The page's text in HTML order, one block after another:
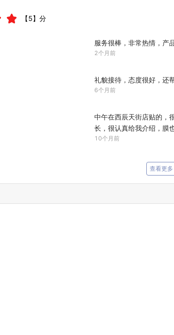
【5】分
服务很棒，非常热情，产
2个月前
礼貌接待，态度很好，还
6个月前
中午在西辰天街店贴的，
长，很认真给我介绍，膜
10个月前
查看更多